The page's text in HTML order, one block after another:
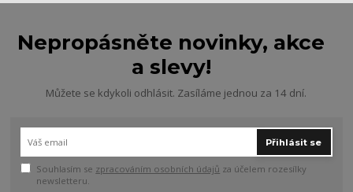
Nepropásněte novinky, akce
a slevy!
Můžete se kdykoli odhlásit. Zasíláme jednou za 14 dní.
Přihlásit se
Souhlasím se zpracováním osobních údajů za účelem rozesílky
newsletteru.